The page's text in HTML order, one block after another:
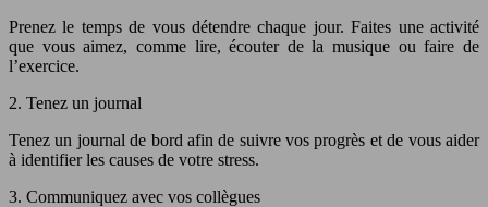
Prenez le temps de vous détendre chaque jour. Faites une activité
que vous aimez, comme lire, écouter de la musique ou faire de
l’exercice.
2. Tenez un journal
Tenez un journal de bord afin de suivre vos progrès et de vous aider
à identifier les causes de votre stress.
3. Communiquez avec vos collègues